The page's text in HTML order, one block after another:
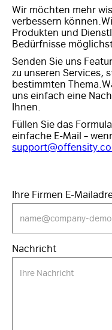
Wir möchten mehr
verbessern
Produkten und
Bedürfnisse
Senden Sie uns
zu unseren Services,
bestimmten
uns einfach eine
Ihnen.
Füllen Sie das
einfache E-Mail –
Ihre Firmen E-
Nachricht